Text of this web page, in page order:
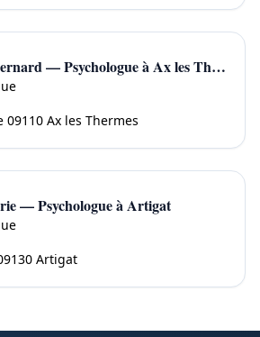
Pauline Bernard — Psychologue à Ax les Thermes
Ax les Thermes
— Psychologue à Artigat
Artigat